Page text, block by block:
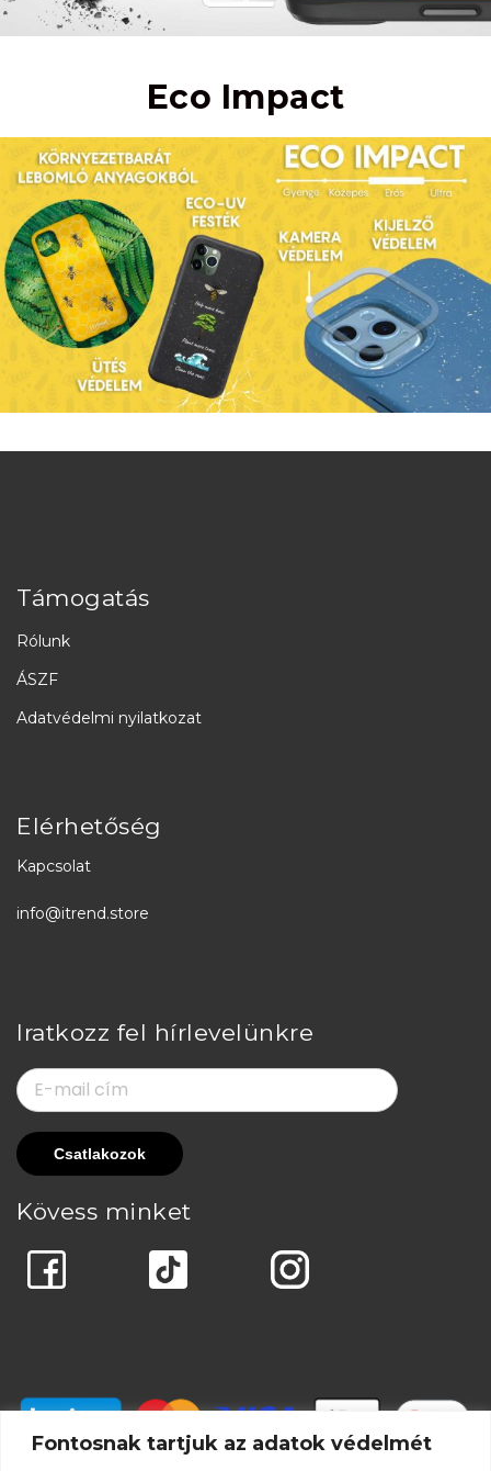
Fontosnak tartjuk az adatok védelmét
Eco Impact
Támogatás
Rólunk
ÁSZF
Adatvédelmi nyilatkozat
Elérhetőség
Kapcsolat
info@itrend.store
Iratkozz fel hírlevelünkre
Kövess minket